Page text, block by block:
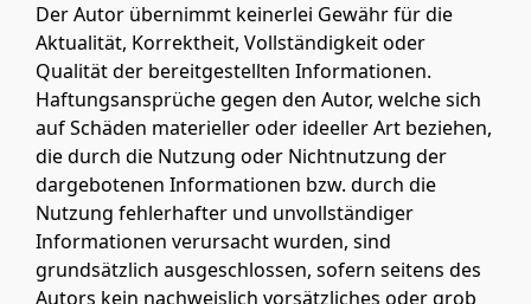
Der Autor übernimmt keinerlei Gewähr für die
Aktualität, Korrektheit, Vollständigkeit oder
Qualität der bereitgestellten Informationen.
Haftungsansprüche gegen den Autor, welche sich
auf Schäden materieller oder ideeller Art beziehen,
die durch die Nutzung oder Nichtnutzung der
dargebotenen Informationen bzw. durch die
Nutzung fehlerhafter und unvollständiger
Informationen verursacht wurden, sind
grundsätzlich ausgeschlossen, sofern seitens des
Autors kein nachweislich vorsätzliches oder grob